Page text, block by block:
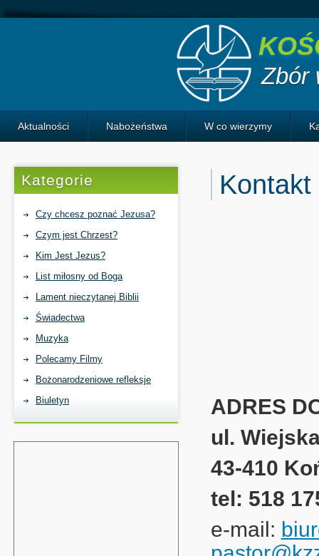
Zbór
Aktualności Nabożeństwa W co wierzymy
Historia Izraela
Kategorie
Czy chcesz poznać Jezusa?
Czym jest Chrzest?
Kim Jest Jezus?
List miłosny od Boga
Lament nieczytanej Biblii
Świadectwa
Muzyka
Polecamy Filmy
Bożonarodzeniowe refleksje
Biuletyn
Kontakt
ADRES
ul.
43-410
tel: 518
e-mail: